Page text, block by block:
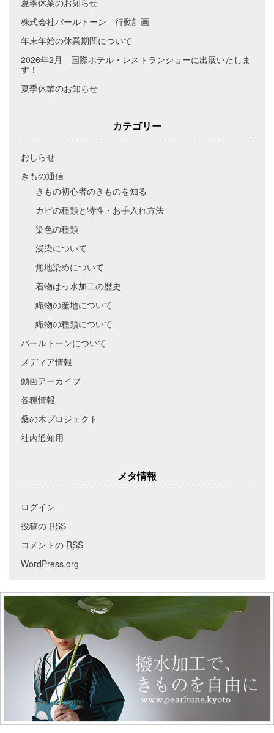
株式会社パールトーン 行動計画
年末年始の休業期間について
2026年2月 国際ホテル・レストランショーに出展いたしま
す！
夏季休業のお知らせ
カテゴリー
おしらせ
きもの通信
きもの初心者のきものを知る
カビの種類と特性・お手入れ方法
染色の種類
浸染について
無地染めについて
着物はっ水加工の歴史
織物の産地について
織物の種類について
パールトーンについて
メディア情報
動画アーカイブ
各種情報
桑の木プロジェクト
社内通知用
メタ情報
ログイン
投稿の RSS
コメントの RSS
WordPress.org